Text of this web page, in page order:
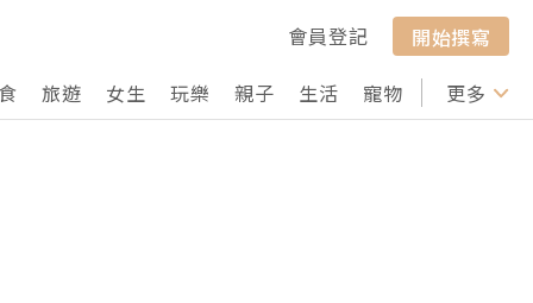
會員登記
開始撰寫
旅遊 女生 玩樂 親子 生活 寵物 行山 打卡
更多